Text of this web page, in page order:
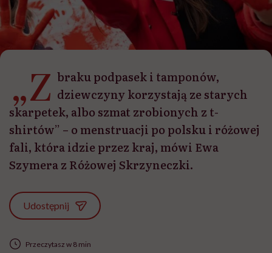
„Z braku podpasek i tamponów,
dziewczyny korzystają ze starych
skarpetek, albo szmat zrobionych z t-
shirtów” – o menstruacji po polsku i różowej
fali, która idzie przez kraj, mówi Ewa
Szymera z Różowej Skrzyneczki.
Udostępnij
Przeczytasz w 8 min